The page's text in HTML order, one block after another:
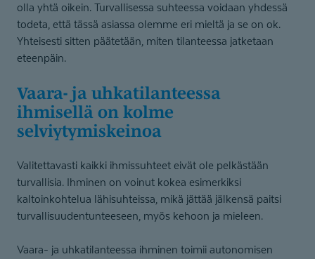
olla yhtä oikein. Turvallisessa suhteessa voidaan yhdessä
todeta, että tässä asiassa olemme eri mieltä ja se on ok.
Yhteisesti sitten päätetään, miten tilanteessa jatketaan
eteenpäin.
Vaara- ja uhkatilan­teessa
ihmisellä on kolme
selviytymiskeinoa
Valitettavasti kaikki ihmissuhteet eivät ole pelkästään
turvallisia. Ihminen on voinut kokea esimerkiksi
kaltoinkohtelua lähisuhteissa, mikä jättää jälkensä paitsi
turvallisuudentunteeseen, myös kehoon ja mieleen.
Vaara- ja uhkatilanteessa ihminen toimii autonomisen